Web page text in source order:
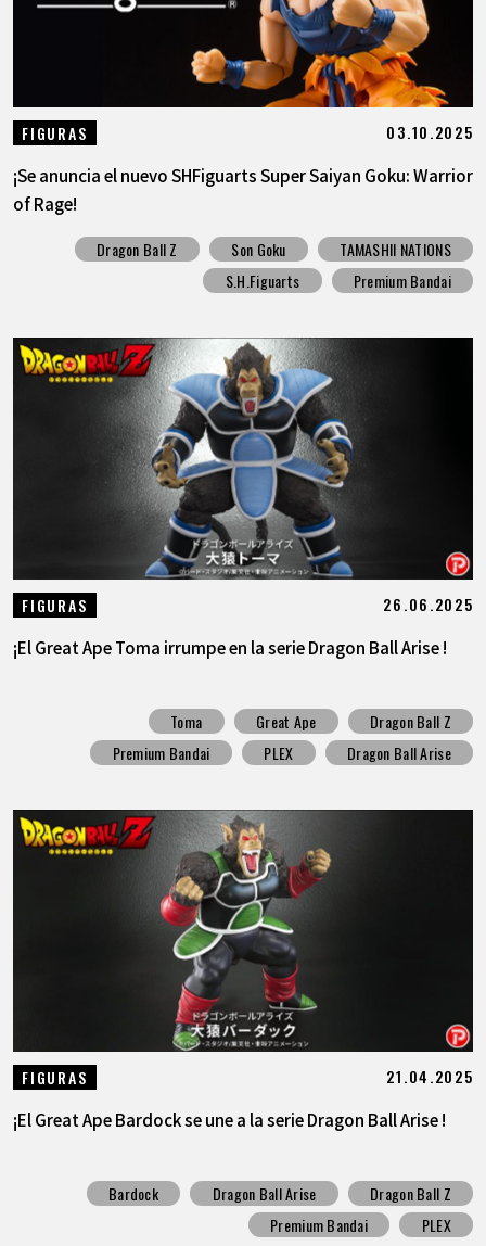
FIGURAS 03.10.2025
¡Se anuncia el nuevo SHFiguarts Super Saiyan Goku: Warrior
of Rage!
Dragon Ball Z Son Goku
TAMASHII NATIONS
S.H.Figuarts
Premium Bandai
FIGURAS 26.06.2025
¡El Great Ape Toma irrumpe en la serie Dragon Ball Arise !
Toma Great Ape
Dragon Ball Z
Premium Bandai
PLEX Dragon Ball Arise
FIGURAS 21.04.2025
¡El Great Ape Bardock se une a la serie Dragon Ball Arise !
Bardock Dragon Ball Arise
Dragon Ball Z
Premium Bandai
PLEX